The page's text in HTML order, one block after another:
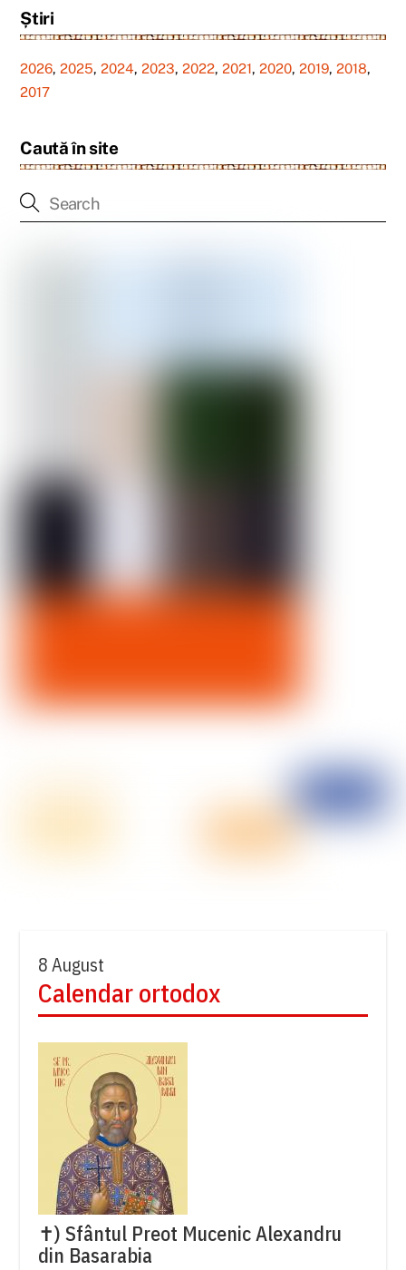
Știri
2026,2025,2024,2023,2022,2021,2020,2019,2018,
2017
Caută în site
8 August
Calendar ortodox
✝) Sfântul Preot Mucenic Alexandru
din Basarabia